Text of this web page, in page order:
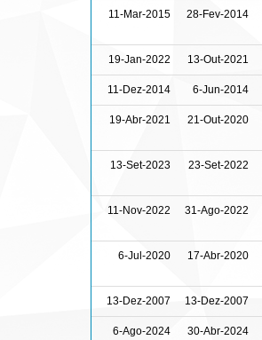
11-Mar-2015 28-Fev-2014
19-Jan-2022 13-Out-2021
11-Dez-2014 6-Jun-2014
19-Abr-2021 21-Out-2020
13-Set-2023 23-Set-2022
11-Nov-2022 31-Ago-2022
6-Jul-2020 17-Abr-2020
13-Dez-2007 13-Dez-2007
6-Ago-2024 30-Abr-2024